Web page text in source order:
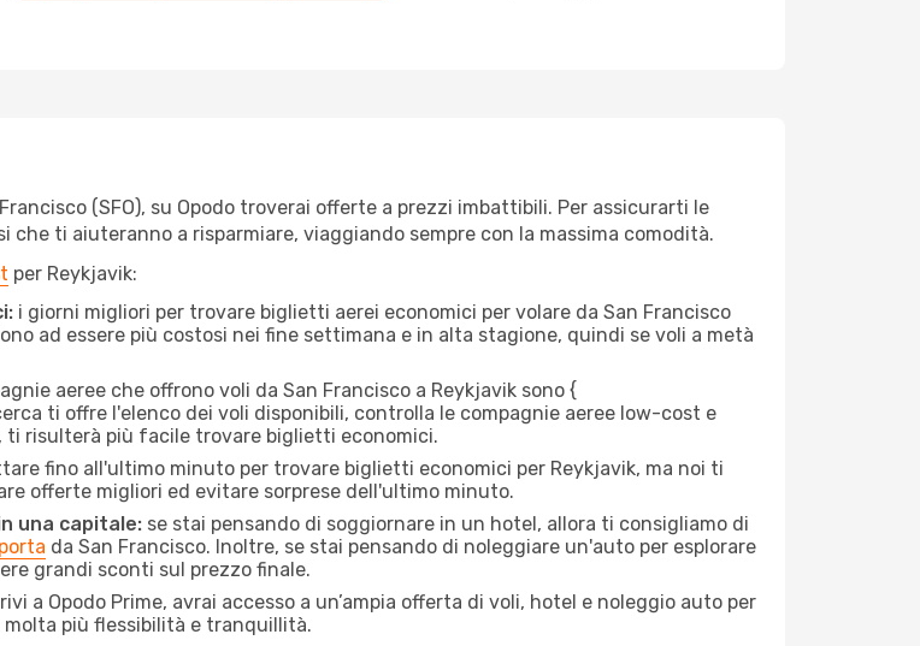
(SFO), su Opodo troverai offerte a prezzi imbattibili. Per assicurarti le
ti aiuteranno a risparmiare, viaggiando sempre con la massima comodità.
per Reykjavik:
i giorni migliori per trovare biglietti aerei economici per volare da San Francisco
ad essere più costosi nei fine settimana e in alta stagione, quindi se voli a metà
aeree che offrono voli da San Francisco a Reykjavik sono {​
ti offre l'elenco dei voli disponibili, controlla le compagnie aeree low-cost e
ti risulterà più facile trovare biglietti economici.
fino all'ultimo minuto per trovare biglietti economici per Reykjavik, ma noi ti
offerte migliori ed evitare sorprese dell'ultimo minuto.
una capitale: se stai pensando di soggiornare in un hotel, allora ti consigliamo di
da San Francisco. Inoltre, se stai pensando di noleggiare un'auto per esplorare
grandi sconti sul prezzo finale.
a Opodo Prime, avrai accesso a un’ampia offerta di voli, hotel e noleggio auto per
più flessibilità e tranquillità.